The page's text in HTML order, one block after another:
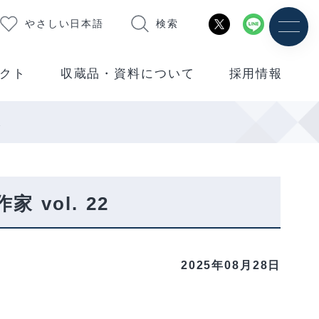
やさしい日本語 検索
ト 収蔵品・資料について 採用情報
家 vol. 22
2025年08月28日